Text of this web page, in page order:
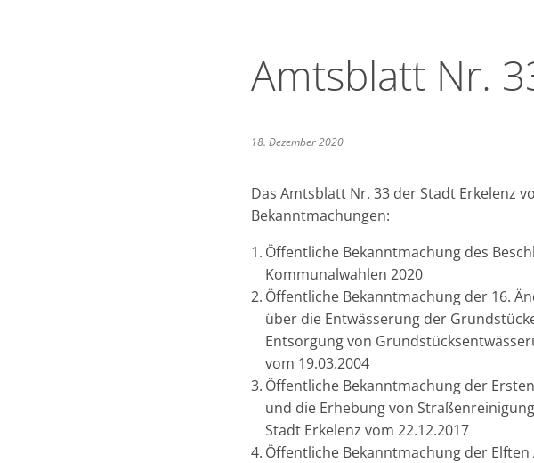
Amtsblatt Nr.
18. Dezember 2020
Das Amtsblatt Nr. 33 der Stadt Erkelenz
Bekanntmachungen:
Öffentliche Bekanntmachung des
Kommunalwahlen 2020
Öffentliche Bekanntmachung der 16.
über die Entwässerung der
Entsorgung von
vom 19.03.2004
Öffentliche Bekanntmachung der
und die Erhebung von
Stadt Erkelenz vom 22.12.2017
Öffentliche Bekanntmachung der